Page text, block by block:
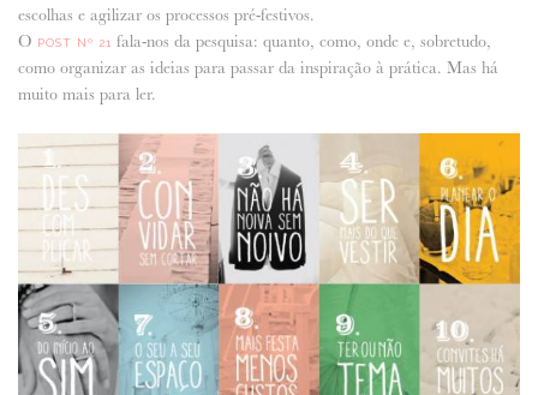
escolhas e agilizar os processos pré-festivos.
O POST Nº 21 fala-nos da pesquisa: quanto, como, onde e, sobretudo,
como organizar as ideias para passar da inspiração à prática. Mas há
muito mais para ler.